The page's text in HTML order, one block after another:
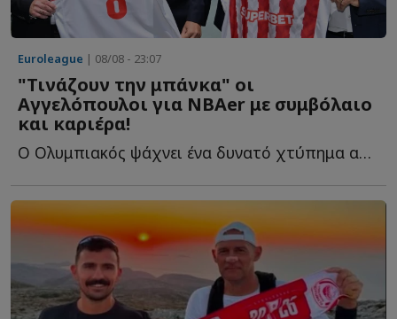
Euroleague | 08/08 - 23:07
"Τινάζουν την μπάνκα" οι
Αγγελόπουλοι για NBAer με συμβόλαιο
και καριέρα!
Ο Ολυμπιακός ψάχνει ένα δυνατό χτύπημα από την Αμερική κ...